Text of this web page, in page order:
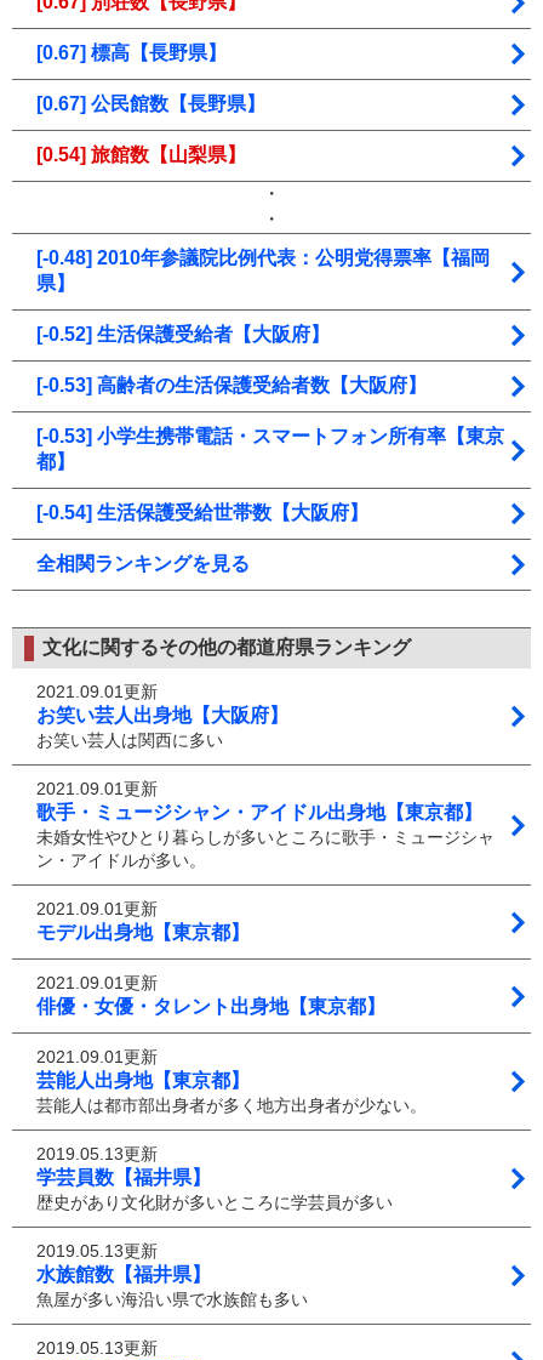
[0.67] 標高【長野県】
[0.67] 公民館数【長野県】
[0.54] 旅館数【山梨県】
・
・
[-0.48] 2010年参議院比例代表：公明党得票率【福岡
県】
[-0.52] 生活保護受給者【大阪府】
[-0.53] 高齢者の生活保護受給者数【大阪府】
[-0.53] 小学生携帯電話・スマートフォン所有率【東京
都】
[-0.54] 生活保護受給世帯数【大阪府】
全相関ランキングを見る
文化に関するその他の都道府県ランキング
2021.09.01更新
お笑い芸人出身地【大阪府】
お笑い芸人は関西に多い
2021.09.01更新
歌手・ミュージシャン・アイドル出身地【東京都】
未婚女性やひとり暮らしが多いところに歌手・ミュージシャ
ン・アイドルが多い。
2021.09.01更新
モデル出身地【東京都】
2021.09.01更新
俳優・女優・タレント出身地【東京都】
2021.09.01更新
芸能人出身地【東京都】
芸能人は都市部出身者が多く地方出身者が少ない。
2019.05.13更新
学芸員数【福井県】
歴史があり文化財が多いところに学芸員が多い
2019.05.13更新
水族館数【福井県】
魚屋が多い海沿い県で水族館も多い
2019.05.13更新